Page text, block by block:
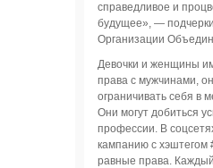
справедливое и
будущее», —
Организации
Девочки и женщины
права с мужчинами,
ограничивать себя в
Они могут добиться
профессии. В
кампанию с хэштегом
равные права.